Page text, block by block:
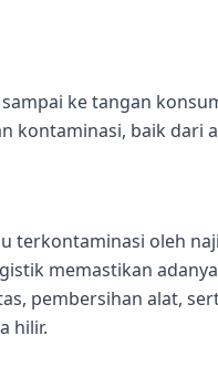
ke tangan
kontaminasi, baik dari
terkontaminasi oleh
memastikan adanya
pembersihan alat,
hilir.